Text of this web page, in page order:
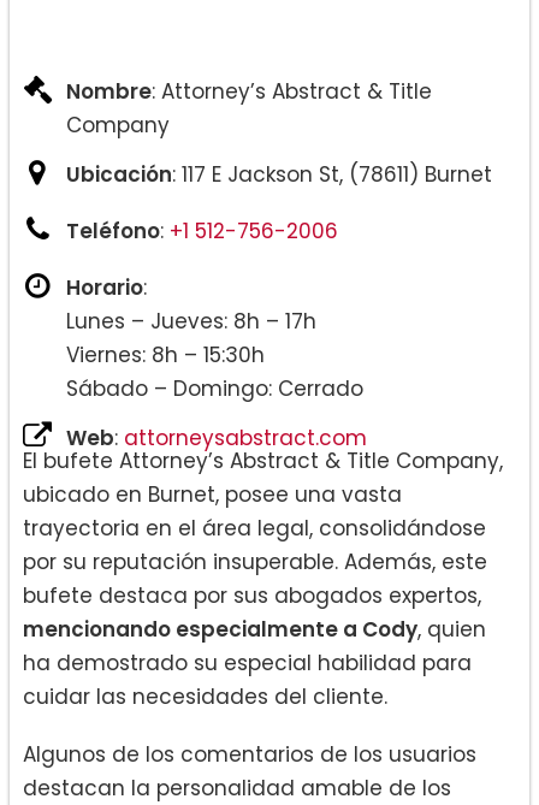
Nombre: Attorney’s Abstract & Title
Company
Ubicación: 117 E Jackson St, (78611) Burnet
Teléfono: +1 512-756-2006
Horario:
Lunes – Jueves: 8h – 17h
Viernes: 8h – 15:30h
Sábado – Domingo: Cerrado
Web: attorneysabstract.com
El bufete Attorney’s Abstract & Title Company,
ubicado en Burnet, posee una vasta
trayectoria en el área legal, consolidándose
por su reputación insuperable. Además, este
bufete destaca por sus abogados expertos,
mencionando especialmente a Cody, quien
ha demostrado su especial habilidad para
cuidar las necesidades del cliente.
Algunos de los comentarios de los usuarios
destacan la personalidad amable de los